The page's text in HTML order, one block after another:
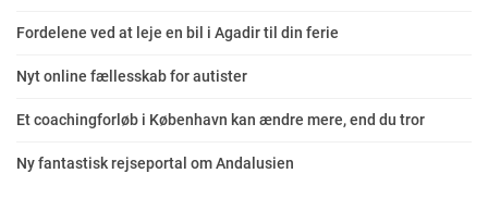
Fordelene ved at leje en bil i Agadir til din ferie
Nyt online fællesskab for autister
Et coachingforløb i København kan ændre mere, end du tror
Ny fantastisk rejseportal om Andalusien